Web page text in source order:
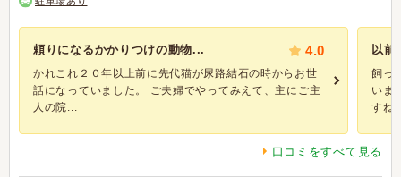
頼りになるかかりつけの動物... 4.0
かれこれ２０年以上前に先代猫が尿路結石の時からお世
話になっていました。 ご夫婦でやってみえて、主にご主
人の院...
以前
飼っ
いま
すね
口コミをすべて見る